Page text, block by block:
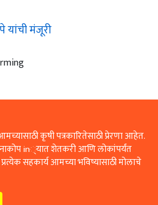
यांची मंजूरी
कृषी पत्रकारितेसाठी प्रेरणा आहेत.
in्यात शेतकरी आणि लोकांपर्यंत
सहकार्य आमच्या भविष्यासाठी मोलाचे